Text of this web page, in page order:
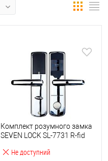
Не доступний
Комплект розумного замка
SEVEN LOCK SL-7731 R-fid